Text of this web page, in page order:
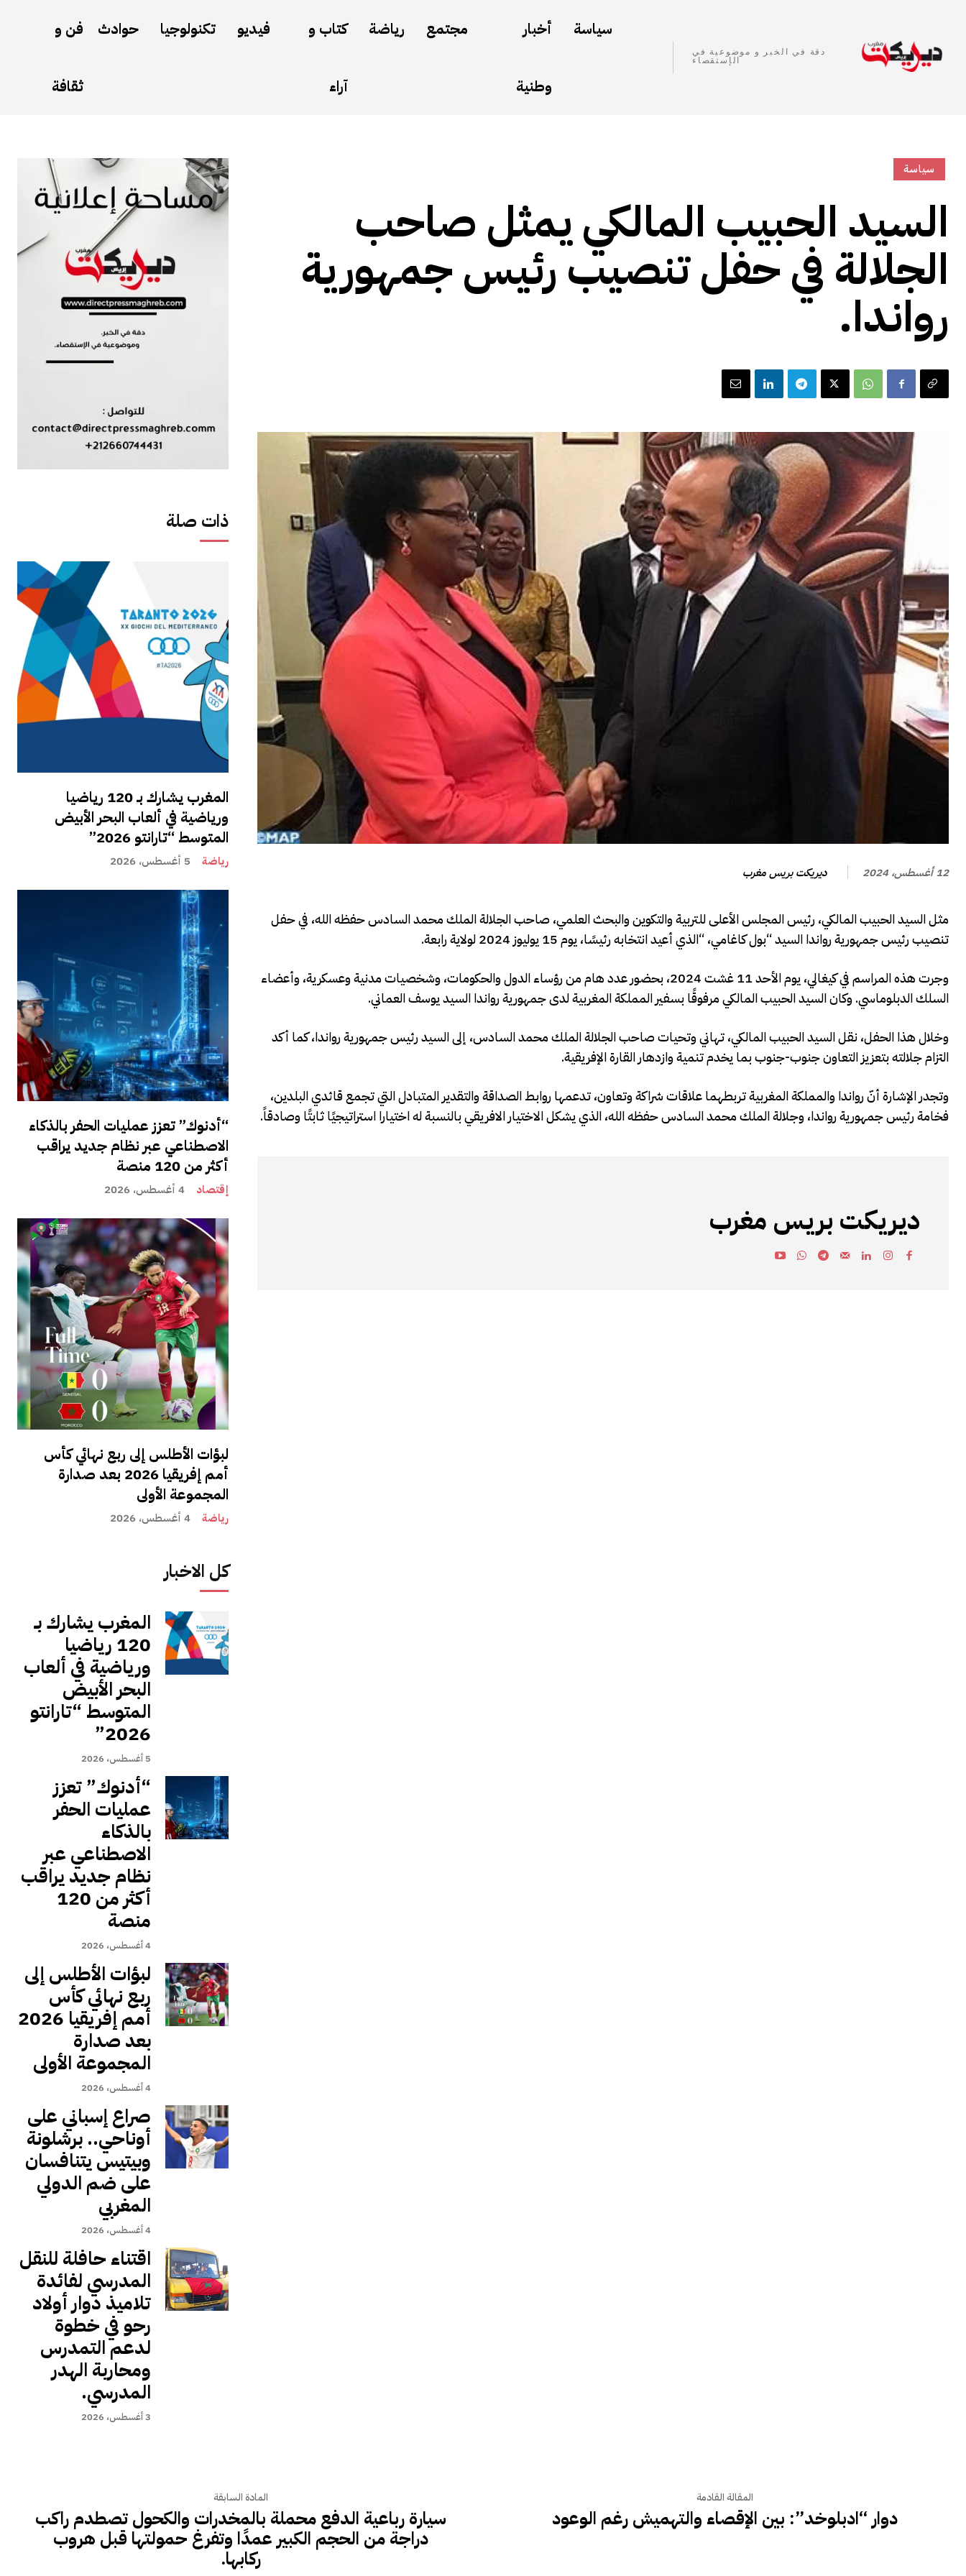
دقة في الخبر و موضوعية في
الإستقصاء
سياسة أخبار
وطنية
مجتمع رياضة كتاب و
آراء
فيديو تكنولوجيا حوادث فن و
ثقافة
ذات صلة
المغرب يشارك بـ 120 رياضيا
ورياضية في ألعاب البحر الأبيض
المتوسط “تارانتو 2026”
رياضة 5 أغسطس، 2026
“أدنوك” تعزز عمليات الحفر بالذكاء
الاصطناعي عبر نظام جديد يراقب
أكثر من 120 منصة
إقتصاد 4 أغسطس، 2026
لبؤات الأطلس إلى ربع نهائي كأس
أمم إفريقيا 2026 بعد صدارة
المجموعة الأولى
رياضة 4 أغسطس، 2026
كل الاخبار
المغرب يشارك بـ
120 رياضيا
ورياضية في ألعاب
البحر الأبيض
المتوسط “تارانتو
2026”
5 أغسطس، 2026
“أدنوك” تعزز
عمليات الحفر
بالذكاء
الاصطناعي عبر
نظام جديد يراقب
أكثر من 120
منصة
4 أغسطس، 2026
لبؤات الأطلس إلى
ربع نهائي كأس
أمم إفريقيا 2026
بعد صدارة
المجموعة الأولى
4 أغسطس، 2026
صراع إسباني على
أوناحي.. برشلونة
وبيتيس يتنافسان
على ضم الدولي
المغربي
4 أغسطس، 2026
اقتناء حافلة للنقل
المدرسي لفائدة
تلاميذ دوار أولاد
رحو في خطوة
لدعم التمدرس
ومحاربة الهدر
المدرسي.
3 أغسطس، 2026
سياسة
السيد الحبيب المالكي يمثل صاحب
الجلالة في حفل تنصيب رئيس جمهورية
رواندا.
12 أغسطس، 2024 ديريكت بريس مغرب
مثل السيد الحبيب المالكي، رئيس المجلس الأعلى للتربية والتكوين والبحث العلمي، صاحب الجلالة الملك محمد السادس حفظه الله، في حفل
تنصيب رئيس جمهورية رواندا السيد “بول كاغامي، “الذي أعيد انتخابه رئيسًا، يوم 15 يوليوز 2024 لولاية رابعة.
وجرت هذه المراسم في كيغالي، يوم الأحد 11 غشت 2024، بحضور عدد هام من رؤساء الدول والحكومات، وشخصيات مدنية وعسكرية، وأعضاء
السلك الدبلوماسي. وكان السيد الحبيب المالكي مرفوقًا بسفير المملكة المغربية لدى جمهورية رواندا السيد يوسف العماني.
وخلال هذا الحفل، نقل السيد الحبيب المالكي، تهاني وتحيات صاحب الجلالة الملك محمد السادس، إلى السيد رئيس جمهورية رواندا، كما أكد
التزام جلالته بتعزيز التعاون جنوب-جنوب بما يخدم تنمية وازدهار القارة الإفريقية.
وتجدر الإشارة أنّ رواندا والمملكة المغربية تربطهما علاقات شراكة وتعاون، تدعمها روابط الصداقة والتقدير المتبادل التي تجمع قائدي البلدين،
فخامة رئيس جمهورية رواندا، وجلالة الملك محمد السادس حفظه الله، الذي يشكل الاختيار الافريقي بالنسبة له اختيارا استراتيجيًا ثابتًا وصادقاً.
ديريكت بريس مغرب
المادة السابقة
سيارة رباعية الدفع محملة بالمخدرات والكحول تصطدم راكب
دراجة من الحجم الكبير عمدًا وتفرغ حمولتها قبل هروب
ركابها.
المقالة القادمة
دوار “ادبلوخد”: بين الإقصاء والتهميش رغم الوعود